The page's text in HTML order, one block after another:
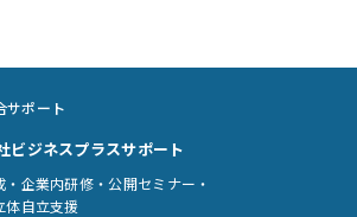
サポート
ビジネスプラスサポート
・企業内研修・公開セミナー・
体自立支援